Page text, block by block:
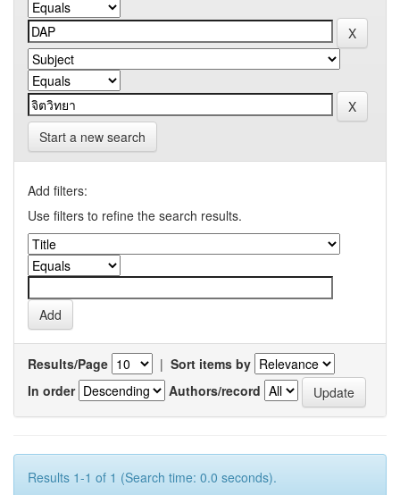
Start a new search
Add filters:
Use filters to refine the search results.
Results/Page | Sort items by
In order
Authors/record
Results 1-1 of 1 (Search time: 0.0 seconds).